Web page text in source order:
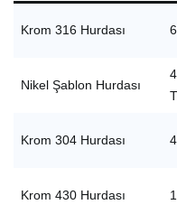
Krom 316 Hurdası
Nikel Şablon Hurdası
Krom 304 Hurdası
Krom 430 Hurdası